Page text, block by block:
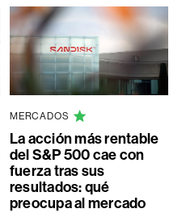
MERCADOS
La acción más rentable
del S&P 500 cae con
fuerza tras sus
resultados: qué
preocupa al mercado